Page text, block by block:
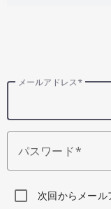
メールアドレス
パスワード
次回からメー